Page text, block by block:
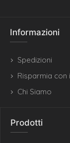
Informazioni
Spedizioni
Risparmia con
Chi Siamo
Prodotti